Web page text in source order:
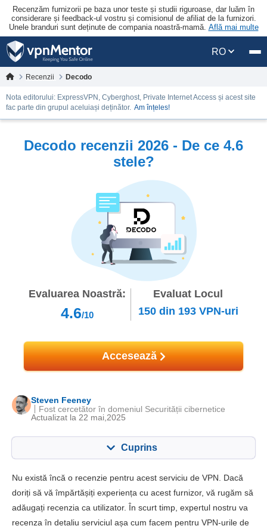
Recenzăm furnizorii pe baza unor teste și studii riguroase, dar luăm în
considerare și feedback-ul vostru și comisionul de afiliat de la furnizori.
Unele branduri sunt deținute de compania noastră-mamă. Află mai multe
RO
Recenzii Decodo
Nota editorului: ExpressVPN, Cyberghost, Private Internet Access și acest site
fac parte din grupul aceluiași deținător. Am înțeles!
Decodo recenzii 2026 - De ce 4.6
stele?
Evaluarea Noastră:
4.6/10
Evaluat Locul
150 din 193VPN-uri
Accesează
Steven Feeney
Actualizat la 22 mai,2025
Fost cercetător în domeniul Securității cibernetice
Cuprins
Caracteristici cheie 5.5
Instalare și aplicații 5.3
Nu există încă o recenzie pentru acest serviciu de VPN. Dacă
doriți să vă împărtășiți experiența cu acest furnizor, vă rugăm să
adăugați recenzia ca utilizator. În scurt timp, expertul nostru va
recenza în detaliu serviciul așa cum facem pentru VPN-urile de